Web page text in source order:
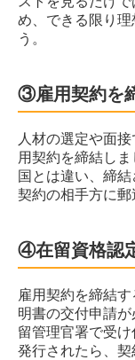
め、できる限り
う。
③雇用契約を
人材の選定や面
用契約を締結し
国とは違い、締
契約の相手方に郵
④在留資格認
雇用契約を締結
明書の交付申請
留管理官署で受
発行されたら、